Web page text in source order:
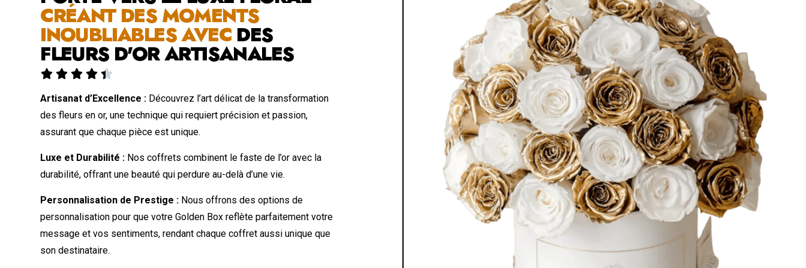
CRÉANT DES MOMENTS
INOUBLIABLES AVEC DES
FLEURS D'OR ARTISANALES
    
Artisanat d’Excellence : Découvrez l’art délicat de la transformation
des fleurs en or, une technique qui requiert précision et passion,
assurant que chaque pièce est unique.
Luxe et Durabilité : Nos coffrets combinent le faste de l’or avec la
durabilité, offrant une beauté qui perdure au-delà d’une vie.
Personnalisation de Prestige : Nous offrons des options de
personnalisation pour que votre Golden Box reflète parfaitement votre
message et vos sentiments, rendant chaque coffret aussi unique que
son destinataire.